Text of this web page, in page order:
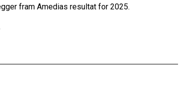
fram Amedias resultat for 2025.